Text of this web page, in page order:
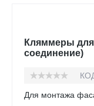
Кляммеры для
соединение)
Для монтажа